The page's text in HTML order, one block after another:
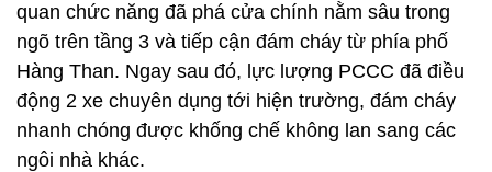
quan chức năng đã phá cửa chính nằm sâu trong
ngõ trên tầng 3 và tiếp cận đám cháy từ phía phố
Hàng Than. Ngay sau đó, lực lượng PCCC đã điều
động 2 xe chuyên dụng tới hiện trường, đám cháy
nhanh chóng được khống chế không lan sang các
ngôi nhà khác.